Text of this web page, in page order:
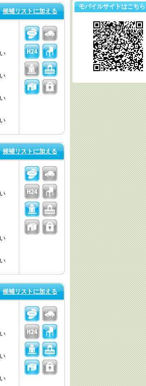
候補リストに加える
候補リストに加える
候補リストに加える
モバイルサイトはこちら